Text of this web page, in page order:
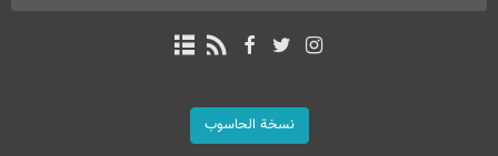
نسخة الحاسوب